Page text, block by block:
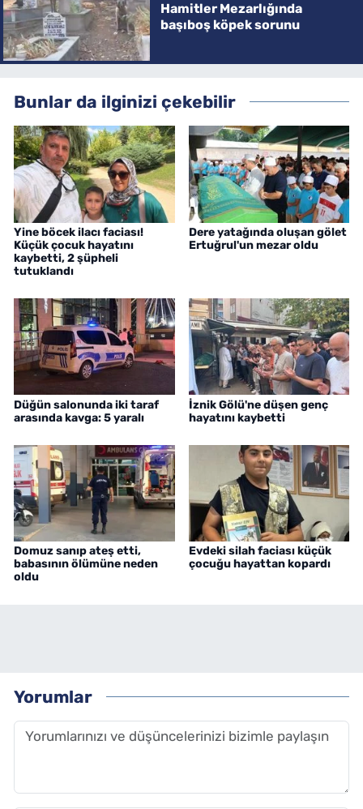
Hamitler Mezarlığında
başıboş köpek sorunu
Bunlar da ilginizi çekebilir
Yine böcek ilacı faciası!
Küçük çocuk hayatını
kaybetti, 2 şüpheli
tutuklandı
Dere yatağında oluşan gölet
Ertuğrul'un mezar oldu
Düğün salonunda iki taraf
arasında kavga: 5 yaralı
İznik Gölü'ne düşen genç
hayatını kaybetti
Domuz sanıp ateş etti,
babasının ölümüne neden
oldu
Evdeki silah faciası küçük
çocuğu hayattan kopardı
Yorumlar